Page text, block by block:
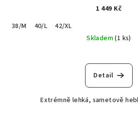
1 449 Kč
38/M
40/L
42/XL
Skladem(1 ks)
Detail
Extrémně lehká, sametově